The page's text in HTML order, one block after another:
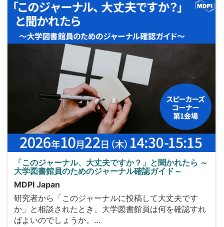
「このジャーナル、大丈夫ですか？」と聞かれたら ～
大学図書館員のためのジャーナル確認ガイド～
MDPI Japan
研究者から「このジャーナルに投稿して大丈夫です
か」と相談されたとき、大学図書館員は何を確認すれ
ばよいのでしょうか。…